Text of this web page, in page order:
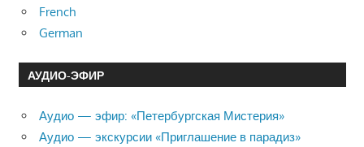
French
German
АУДИО-ЭФИР
Аудио — эфир: «Петербургская Мистерия»
Аудио — экскурсии «Приглашение в парадиз»